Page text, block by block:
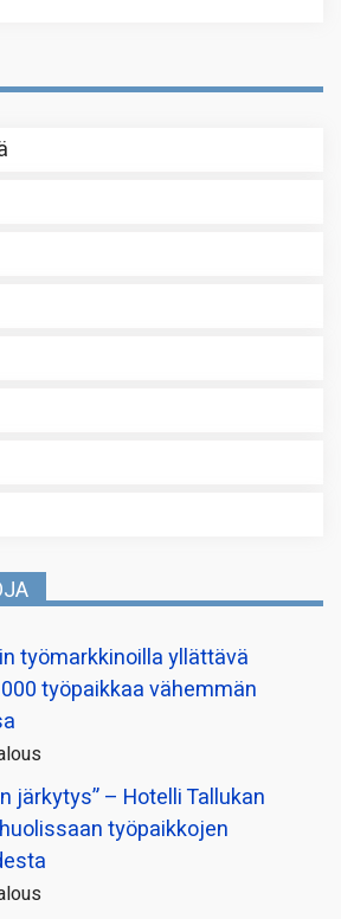
työmarkkinoilla yllättävä
työpaikkaa vähemmän
järkytys” – Hotelli Tallukan
työpaikkojen